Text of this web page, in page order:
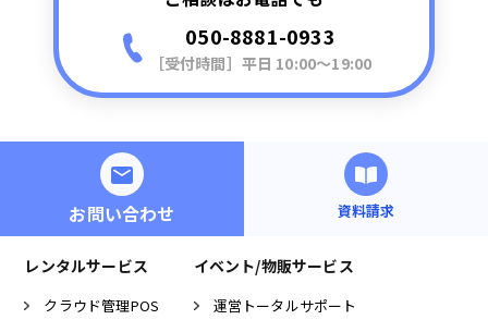
050-8881-0933
［受付時間］平日 10:00〜19:00
お問い合わせ 資料請求
レンタルサービス
クラウド管理POS
イベント/物販サービス
運営トータルサポート